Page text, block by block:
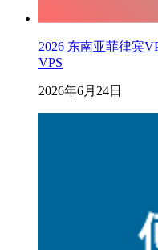
2026 东南亚菲律宾
VPS
2026年6月24日